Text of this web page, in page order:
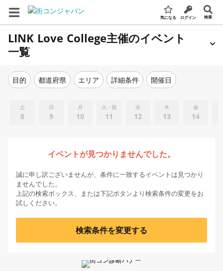
気になる ログイン 検索
LINK Love College主催のイベント
一覧
目的 都道府県 エリア 詳細条件 開催日
土
8
日
9
月
10
火・祝
11
水
12
木
13
金
14
イベントが見つかりませんでした。
誠に申し訳ございませんが、条件に一致するイベントは見つかり
ませんでした。
上記の検索ボックス、または下記ボタンより検索条件の変更をお
試しください。
検索条件を変更する